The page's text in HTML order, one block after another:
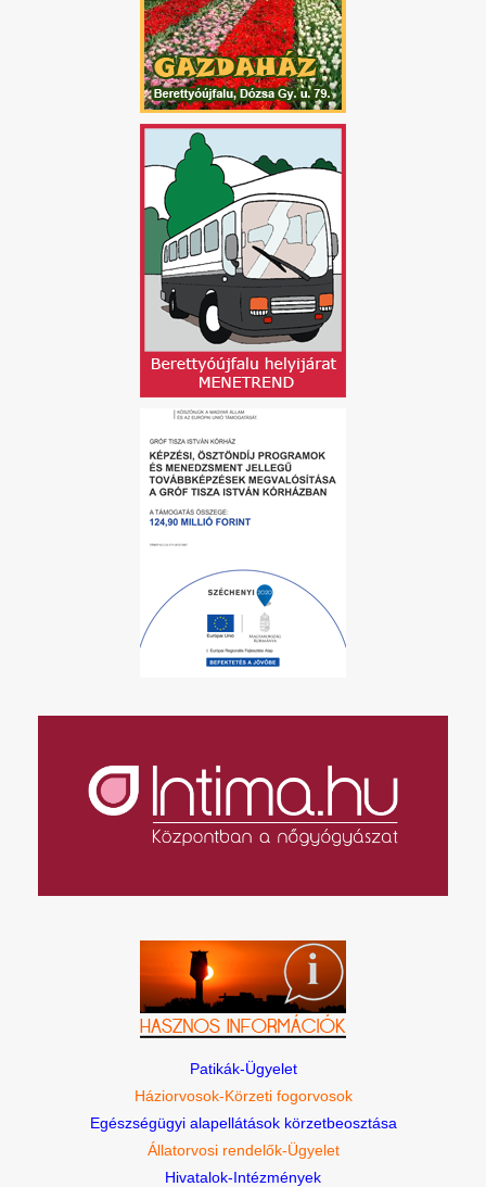
Patikák-Ügyelet
Háziorvosok-Körzeti fogorvosok
Egészségügyi alapellátások körzetbeosztása
Állatorvosi rendelők-Ügyelet
Hivatalok-Intézmények